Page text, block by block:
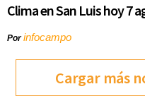
Clima en San Luis hoy 7
Porinfocampo
Cargar más